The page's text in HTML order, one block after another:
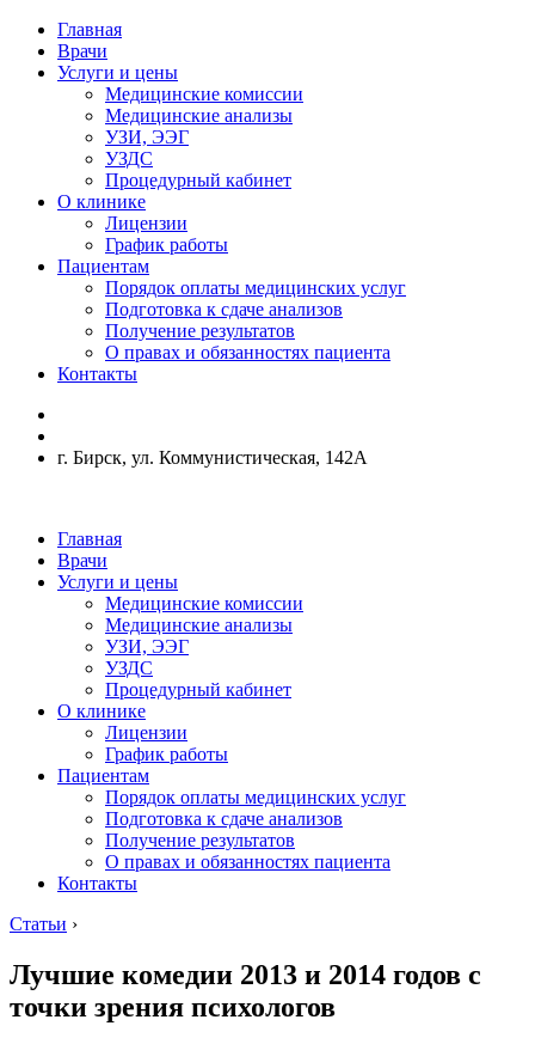
Главная
Врачи
Услуги и цены
Медицинские комиссии
Медицинские анализы
УЗИ, ЭЭГ
УЗДС
Процедурный кабинет
О клинике
Лицензии
График работы
Пациентам
Порядок оплаты медицинских услуг
Подготовка к сдаче анализов
Получение результатов
О правах и обязанностях пациента
Контакты
г. Бирск, ул. Коммунистическая, 142А
Главная
Врачи
Услуги и цены
Медицинские комиссии
Медицинские анализы
УЗИ, ЭЭГ
УЗДС
Процедурный кабинет
О клинике
Лицензии
График работы
Пациентам
Порядок оплаты медицинских услуг
Подготовка к сдаче анализов
Получение результатов
О правах и обязанностях пациента
Контакты
Статьи ›
Лучшие комедии 2013 и 2014 годов с
точки зрения психологов